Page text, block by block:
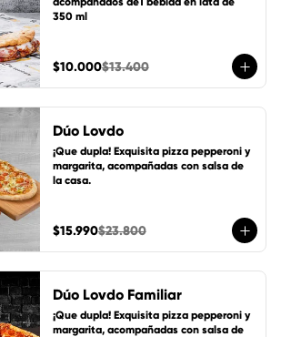
350 ml
$10.000$13.400
Dúo Lovdo
¡Que dupla! Exquisita pizza pepperoni y
margarita, acompañadas con salsa de
la casa.
$15.990$23.800
Dúo Lovdo Familiar
¡Que dupla! Exquisita pizza pepperoni y
margarita, acompañadas con salsa de